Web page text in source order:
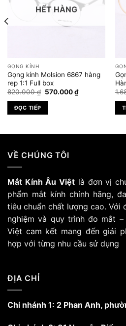
HẾT HÀNG
GỌNG KÍNH
Gọng kính Molsion 6867 hàng
rep 1:1 Full box
820.000₫ Giá
570.000₫Giá
hiện
ĐỌC TIẾP
VỀ CHÚNG TÔI
Mắt Kính Âu Việt là đơn vị
phẩm mắt kính chính hãng,
tiêu chuẩn chất lượng cao. Với
nghiệm và quy trình đo mắt
Việt cam kết mang đến giải
hợp với từng nhu cầu sử dụng
ĐỊA CHỈ
Chi nhánh 1: 2 Phan Anh,